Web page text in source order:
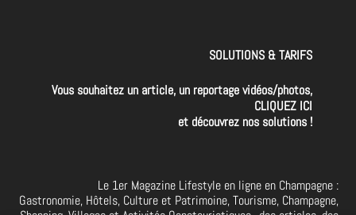
SOLUTIONS & TARIFS
Vous souhaitez un article, un reportage vidéos/photos,
CLIQUEZ ICI
et découvrez nos solutions !
Le 1er Magazine Lifestyle en ligne en Champagne :
Gastronomie, Hôtels, Culture et Patrimoine, Tourisme, Champagne,